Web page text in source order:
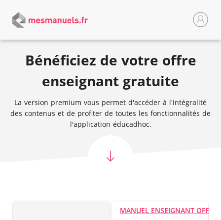
Bénéficiez de votre offre
enseignant gratuite
La version premium vous permet d'accéder à l'intégralité
des contenus et de profiter de toutes les fonctionnalités de
l'application éducadhoc.
MANUEL ENSEIGNANT OFFERT